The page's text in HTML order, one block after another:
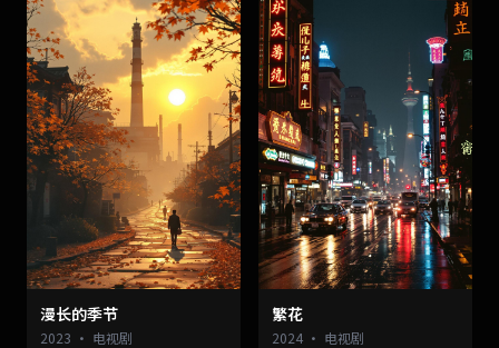
漫长的季节
2023 · 电视剧
繁花
2024 · 电视剧